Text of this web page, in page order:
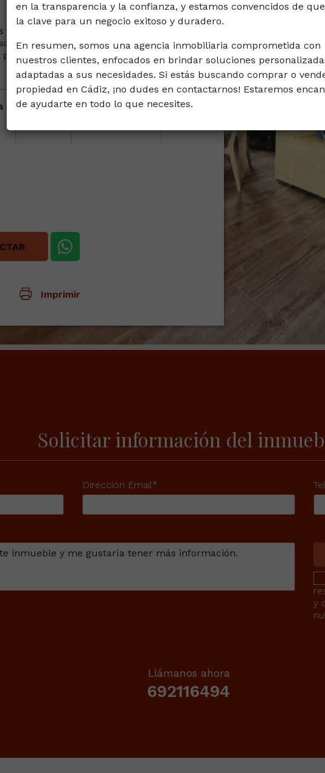
presenta este acogedor ático ubicado
en una de las mejores zonas de
quienes buscan c...
Planta Superficie útil
Imprimir
Solicitar información del
Dirección Email*
y
Llámanos ahora
692116494
en la transparencia y la confianza, y estamos convencidos de
la clave para un negocio exitoso y duradero.
En resumen, somos una agencia inmobiliaria comprometida con
nuestros clientes, enfocados en brindar soluciones
adaptadas a sus necesidades. Si estás buscando comprar o
propiedad en Cádiz, ¡no dudes en contactarnos! Estaremos
de ayudarte en todo lo que necesites.